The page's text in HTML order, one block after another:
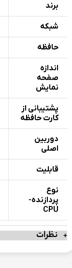
برند
شبکه
حافظه
اندازه
صفحه
نمایش
پشتیبانی از
کارت حافظه
دوربین
اصلی
قابلیت
نوع
پردازنده-
CPU
نظرات